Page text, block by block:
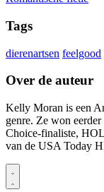
Tags
dierenartsen feelgood
Over de auteur
Kelly Moran is een
genre. Ze won
Choice-finaliste,
van de USA Today